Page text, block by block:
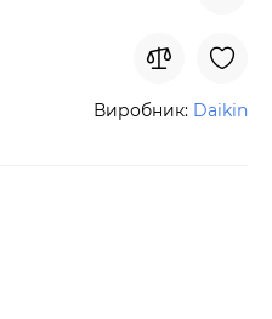
Виробник: Daikin